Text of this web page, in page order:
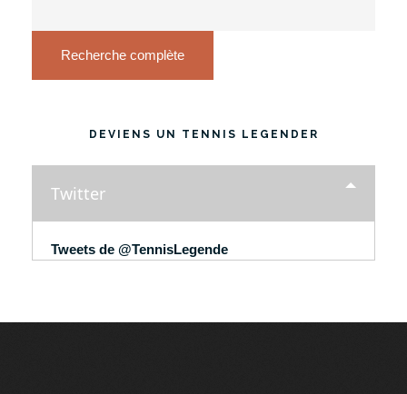
Recherche complète
DEVIENS UN TENNIS LEGENDER
Twitter
Tweets de @TennisLegende